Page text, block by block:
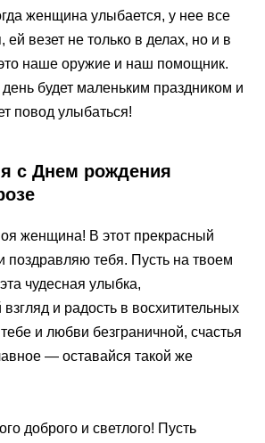
женщина улыбается, у нее все
везет не только в делах, но и в
наше оружие и наш помощник.
будет маленьким праздником и
повод улыбаться!
с Днем рождения
женщина! В этот прекрасный
поздравляю тебя. Пусть на твоем
чудесная улыбка,
и радость в восхитительных
и любви безграничной, счастья
— оставайся такой же
доброго и светлого! Пусть